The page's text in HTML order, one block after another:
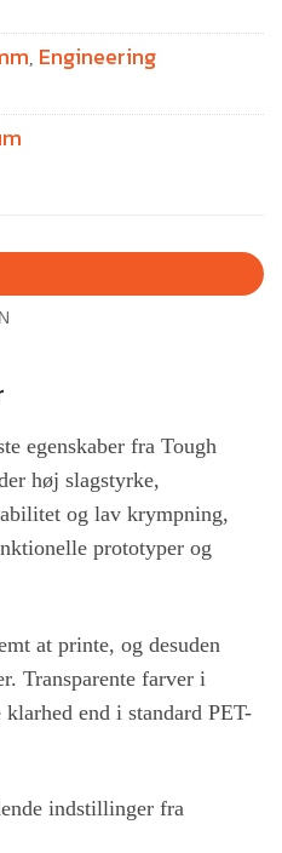
Engineering
egenskaber fra Tough
høj slagstyrke,
og lav krympning,
prototyper og
at printe, og desuden
Transparente farver i
end i standard PET-
indstillinger fra